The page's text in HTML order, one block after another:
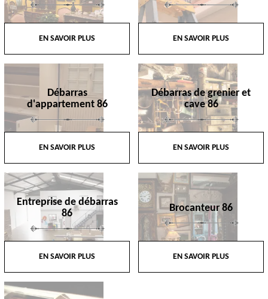
EN SAVOIR PLUS EN SAVOIR PLUS
Débarras
d'appartement 86
EN SAVOIR PLUS
Débarras de grenier et
cave 86
EN SAVOIR PLUS
Entreprise de débarras
86
EN SAVOIR PLUS
Brocanteur 86
EN SAVOIR PLUS